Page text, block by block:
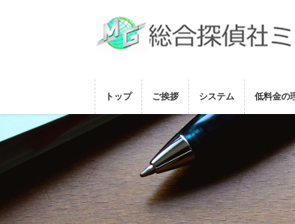
動
に
トップ ご挨拶 システム 低料金の